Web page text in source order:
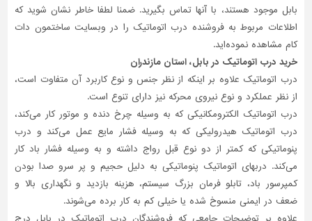
بابل موجود هستند، با آنها تماس بگیرید. ضمنا لطفا خاطر نشان شوید که
اطلاعات مربوط به فروشنده درب اتوماتیک را در وبسایت ساختمون دات
کام مشاهده نموده‌اید.
خرید درب اتوماتیک در بابل، استان مازندران
درب اتوماتیک علاوه بر اینکه از نظر جنس و نوع کاربرد آن متفاوت است،
از نظر عملکرد و نوع نیروی محرکه نیز دارای تنوع است.
درب اتوماتیک الکترومکانیکی که به وسیله چرخ دنده و موتور کار می‌کند،
درب اتوماتیک هیدرولیکی که به وسیله فشار مایع عمل می‌کند و درب
پنوماتیکی که کمتر از دو نوع قبل رواج داشته و به وسیله فشار باد کار
می‌کند. دربهای اتوماتیک پنوماتیکی به دلیل حجیم و پر سرو صدا بودن
کمپرسور باد، تابلو فرمان بزرگ سیستم، هزینه بازدید و نگهداری بالا و
ضعف در ایمنی منسوخ شده یا خیلی کم به کار برده می‌شوند.